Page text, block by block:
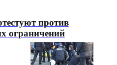
против
ограничений